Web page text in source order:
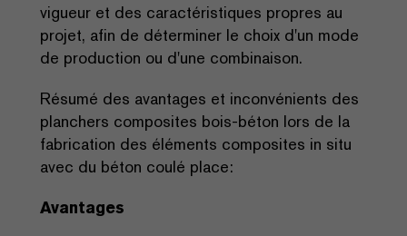
vigueur et des caractéristiques propres au
projet, afin de déterminer le choix d'un mode
de production ou d'une combinaison.
Résumé des avantages et inconvénients des
planchers composites bois-béton lors de la
fabrication des éléments composites in situ
avec du béton coulé place:
Avantages